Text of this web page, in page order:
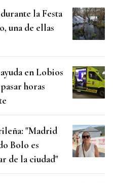
la Festa
una de ellas
en Lobios
horas
"Madrid
Bolo es
de la ciudad"